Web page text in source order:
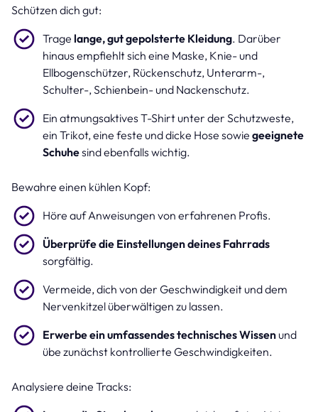
Schützen dich gut:
Trage lange, gut gepolsterte Kleidung. Darüber
hinaus empfiehlt sich eine Maske, Knie- und
Ellbogenschützer, Rückenschutz, Unterarm-,
Schulter-, Schienbein- und Nackenschutz.
Ein atmungsaktives T-Shirt unter der Schutzweste,
ein Trikot, eine feste und dicke Hose sowie geeignete
Schuhesind ebenfalls wichtig.
Bewahre einen kühlen Kopf:
Höre auf Anweisungen von erfahrenen Profis.
Überprüfe die Einstellungen deines Fahrrads
sorgfältig.
Vermeide, dich von der Geschwindigkeit und dem
Nervenkitzel überwältigen zu lassen.
Erwerbe ein umfassendes technisches Wissen und
übe zunächst kontrollierte Geschwindigkeiten.
Analysiere deine Tracks: